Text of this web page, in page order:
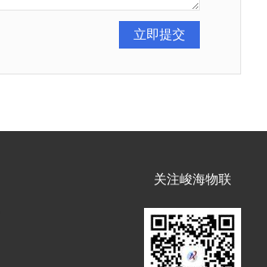
关注峻海物联